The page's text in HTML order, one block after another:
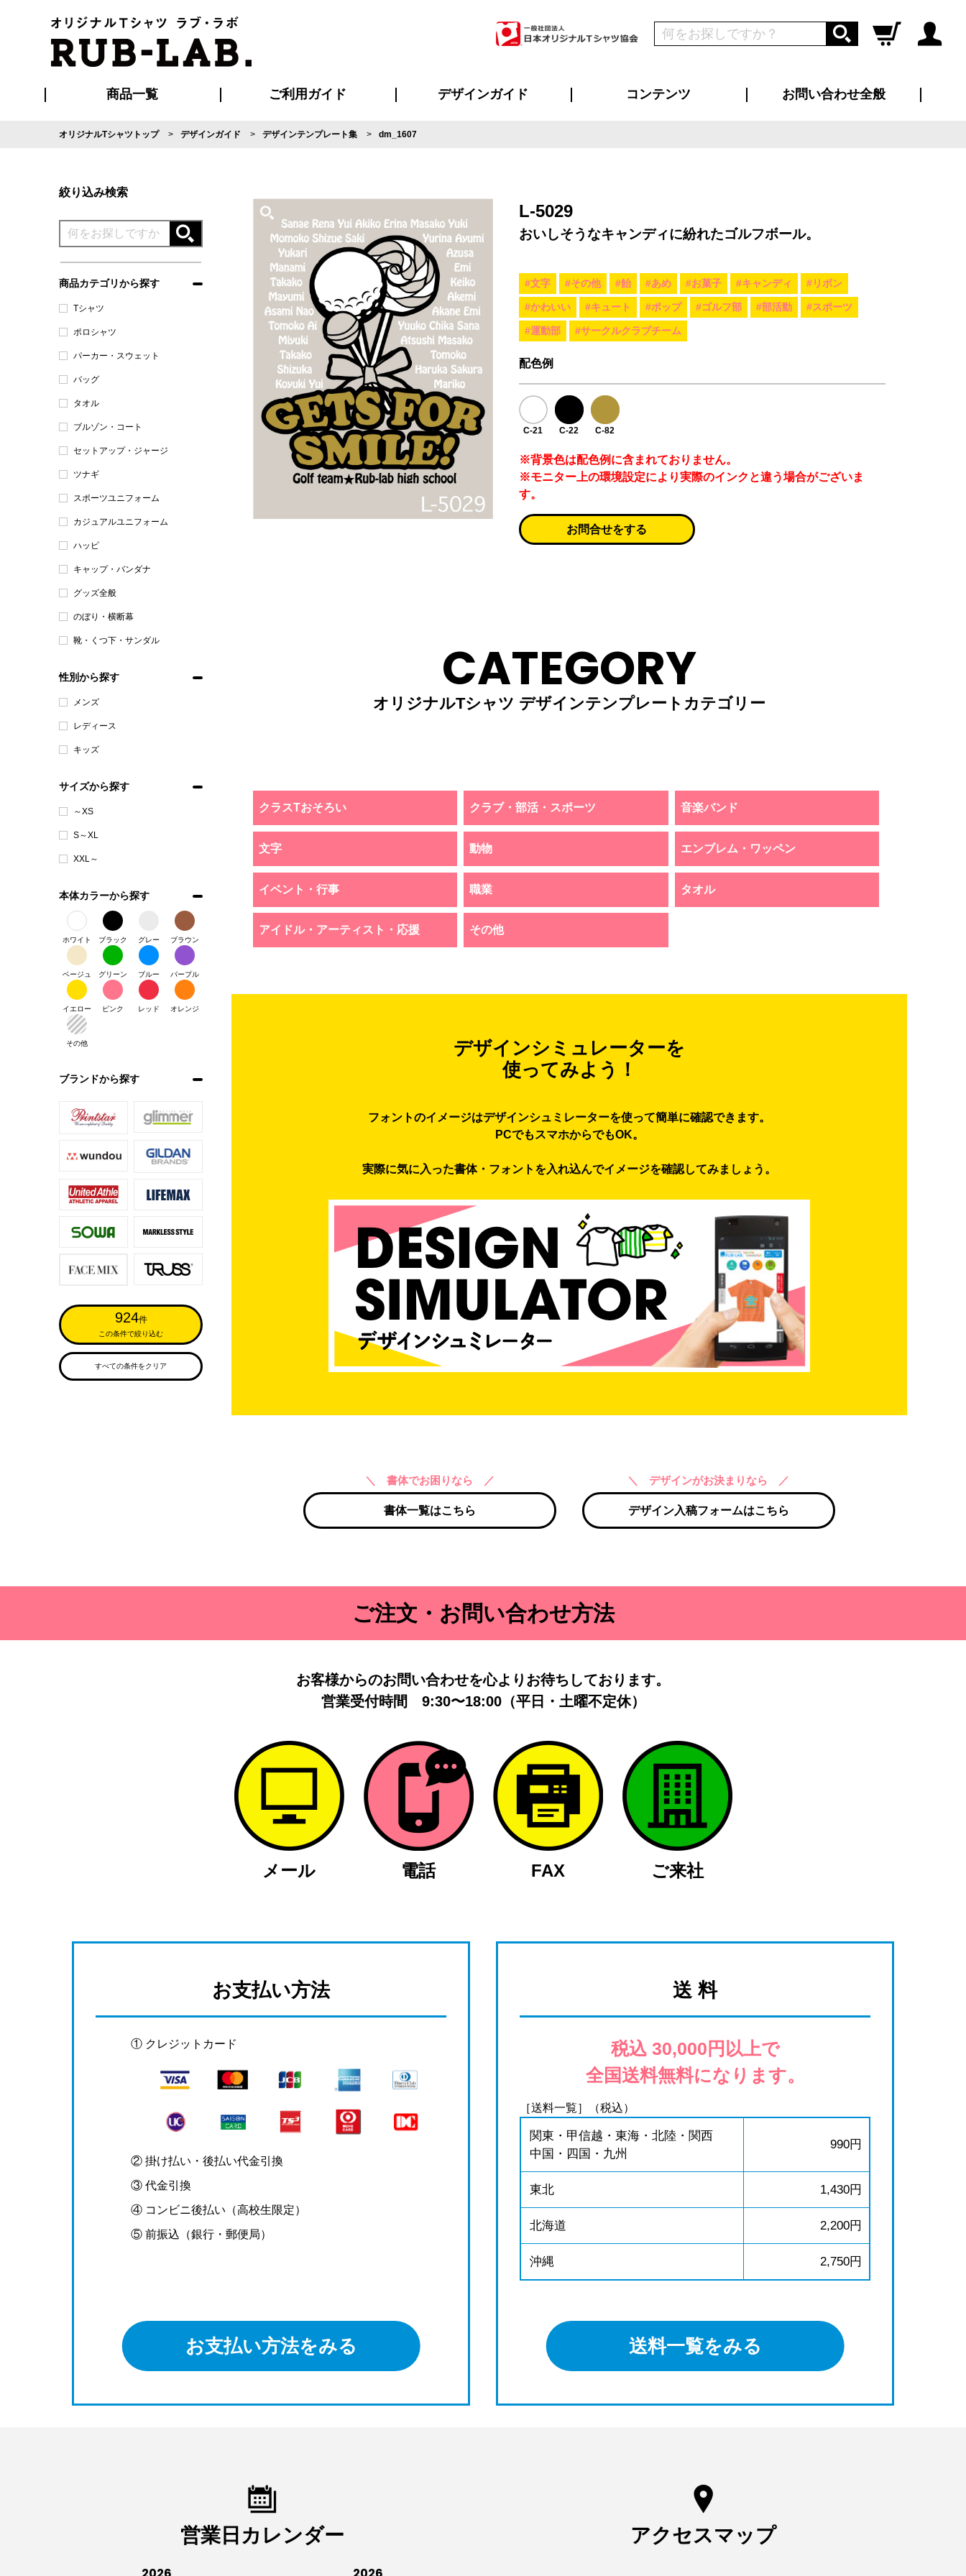
ログイン
商品一覧 ご利用ガイド
ご利用ガイド
はじめての方へ
再注文の方へ
お支払い方法について
割引まとめページ
発送・特急サービスについて
版の保管期限について
マイページ会員のメリット
よくあるご質問
デザインガイド コンテンツ お問い合わせ全般
オリジナルTシャツトップ デザインガイド デザインテンプレート集 dm_1607
絞り込み検索
商品カテゴリから探す
Tシャツ
ポロシャツ
パーカー・スウェット
バッグ
タオル
ブルゾン・コート
セットアップ・ジャージ
ツナギ
スポーツユニフォーム
カジュアルユニフォーム
ハッピ
キャップ・バンダナ
グッズ全般
のぼり・横断幕
靴・くつ下・サンダル
性別から探す
メンズ
レディース
キッズ
サイズから探す
～XS
S～XL
XXL～
本体カラーから探す
ホワイト ブラック グレー ブラウン
ベージュ グリーン ブルー パープル
イエロー ピンク レッド オレンジ
その他
ブランドから探す
924件
この条件で絞り込む
すべての条件をクリア
L-5029
おいしそうなキャンディに紛れたゴルフボール。
#文字 #その他 #飴 #あめ #お菓子 #キャンディ #リボン
#かわいい #キュート #ポップ #ゴルフ部 #部活動 #スポーツ
#運動部 #サークルクラブチーム
配色例
C-21 C-22 C-82
※背景色は配色例に含まれておりません。
※モニター上の環境設定により実際のインクと違う場合がございま
す。
お問合せをする
CATEGORY
オリジナルTシャツ デザインテンプレートカテゴリー
クラスTおそろい クラブ・部活・スポーツ 音楽バンド
文字 動物 エンブレム・ワッペン
イベント・行事 職業 タオル
アイドル・アーティスト・応援 その他
デザインシミュレーターを
使ってみよう！
フォントのイメージはデザインシュミレーターを使って簡単に確認できます。
PCでもスマホからでもOK。
実際に気に入った書体・フォントを入れ込んでイメージを確認してみましょう。
＼ 書体でお困りなら ／
書体一覧はこちら
＼ デザインがお決まりなら ／
デザイン入稿フォームはこちら
ご注文・お問い合わせ方法
お客様からのお問い合わせを心よりお待ちしております。
営業受付時間 9:30〜18:00（平日・土曜不定休）
メール 電話 FAX ご来社
お支払い方法
① クレジットカード
② 掛け払い・後払い代金引換
③ 代金引換
④ コンビニ後払い（高校生限定）
⑤ 前振込（銀行・郵便局）
お支払い方法をみる
送 料
税込 30,000円以上で
全国送料無料になります。
［送料一覧］（税込）
関東・甲信越・東海・北陸・関西
中国・四国・九州
990円
東北 1,430円
北海道 2,200円
沖縄 2,750円
送料一覧をみる
営業日カレンダー アクセスマップ